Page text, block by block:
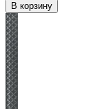
В корзину